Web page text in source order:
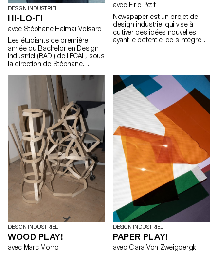
DESIGN INDUSTRIEL
HI-LO-FI
avec Stéphane Halmaï-Voisard
Les étudiants de première
année du Bachelor en Design
Industriel (BADI) de l'ECAL, sous
la direction de Stéphane
Halmaï-Voisard, responsable
du BADI, se sont lancés dans
un projet visant à concevoir
leurs propres interprétations
uniques d'une enceinte
Bluetooth. Ce projet a mis les
étudiants au défi de travailler de
manière créative dans les
contraintes d'un kit existant de
composants techniques, les
incitant à explorer des
approches innovantes en
termes de forme, de matérialité
et de fonctionnalité.
avec Elric Petit
Newspaper est un projet de
design industriel qui vise à
cultiver des idées nouvelles
ayant le potentiel de s'intégrer
direction d'Elric Petit, chaque
étudiant a eu la possibilité
d'explorer un sujet choisi, en
exprimant ses affinités et ses
intérêts personnels, ce qui a
permis d'améliorer l'expérience
globale du projet. Dans l'esprit
de la pluridisciplinarité, les
étudiants ont participé à un
atelier d'écriture avec un
journaliste professionnel, qui a
débouché sur 25 articles
rédigés par les étudiants sur
leurs projets individuels,
rassemblés dans un journal
imprimé.
DESIGN INDUSTRIEL
WOOD PLAY!
avec Marc Morro
DESIGN INDUSTRIEL
PAPER PLAY!
avec Clara Von Zweigbergk